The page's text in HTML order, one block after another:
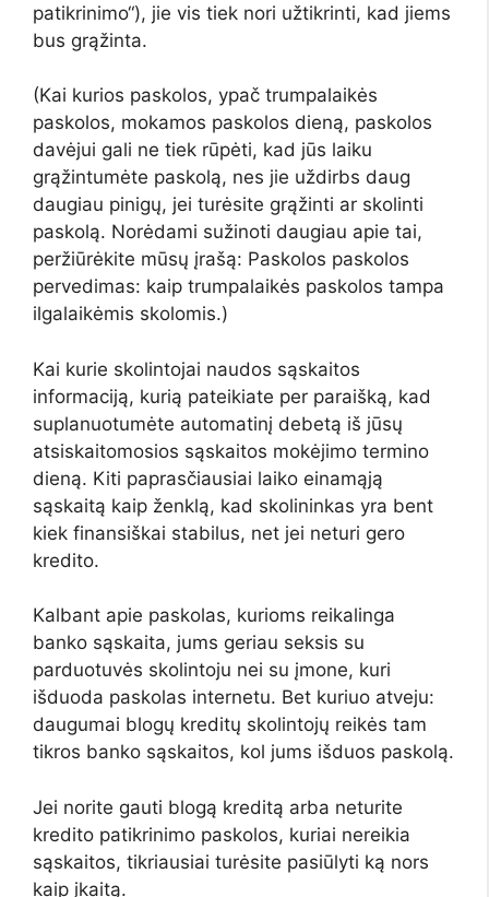
patikrinimo“), jie vis tiek nori užtikrinti, kad jiems
bus grąžinta.
(Kai kurios paskolos, ypač trumpalaikės
paskolos, mokamos paskolos dieną, paskolos
davėjui gali ne tiek rūpėti, kad jūs laiku
grąžintumėte paskolą, nes jie uždirbs daug
daugiau pinigų, jei turėsite grąžinti ar skolinti
paskolą. Norėdami sužinoti daugiau apie tai,
peržiūrėkite mūsų įrašą: Paskolos paskolos
pervedimas: kaip trumpalaikės paskolos tampa
ilgalaikėmis skolomis.)
Kai kurie skolintojai naudos sąskaitos
informaciją, kurią pateikiate per paraišką, kad
suplanuotumėte automatinį debetą iš jūsų
atsiskaitomosios sąskaitos mokėjimo termino
dieną. Kiti paprasčiausiai laiko einamąją
sąskaitą kaip ženklą, kad skolininkas yra bent
kiek finansiškai stabilus, net jei neturi gero
kredito.
Kalbant apie paskolas, kurioms reikalinga
banko sąskaita, jums geriau seksis su
parduotuvės skolintoju nei su įmone, kuri
išduoda paskolas internetu. Bet kuriuo atveju:
daugumai blogų kreditų skolintojų reikės tam
tikros banko sąskaitos, kol jums išduos paskolą.
Jei norite gauti blogą kreditą arba neturite
kredito patikrinimo paskolos, kuriai nereikia
sąskaitos, tikriausiai turėsite pasiūlyti ką nors
kaip įkaitą.